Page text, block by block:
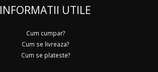
INFORMATII UTILE
Cum cumpar?
Cum se livreaza?
Cum se plateste?